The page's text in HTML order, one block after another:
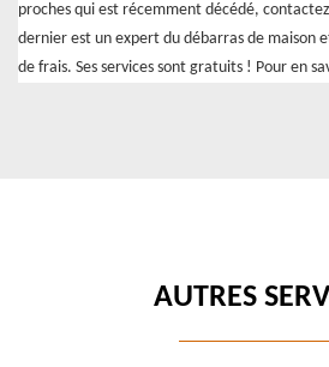
proches qui est récemment décédé,
dernier est un expert du débarras de maison
de frais. Ses services sont gratuits ! Pour en
AUTRES